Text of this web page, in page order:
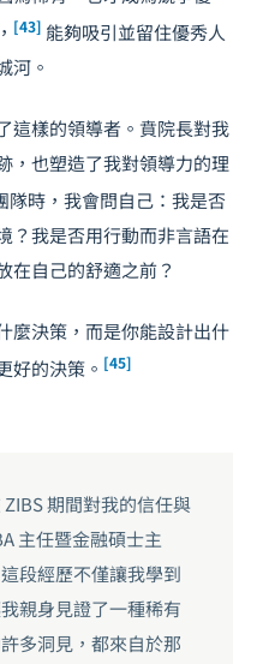
[43] 能夠吸引並留住優秀人
河。
這樣的領導者。賁院長對我
，也塑造了我對領導力的理
隊時，我會問自己：我是否
？我是否用行動而非言語在
在自己的舒適之前？
麼決策，而是你能設計出什
好的決策。 [45]
期間對我的信任與
主任暨金融碩士主
段經歷不僅讓我學到
親身見證了一種稀有
多洞見，都來自於那